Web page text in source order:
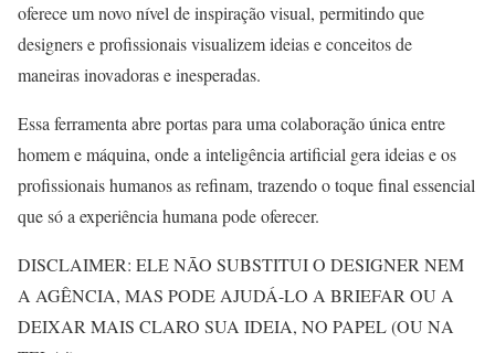
oferece um novo nível de inspiração visual, permitindo que
designers e profissionais visualizem ideias e conceitos de
maneiras inovadoras e inesperadas.
Essa ferramenta abre portas para uma colaboração única entre
homem e máquina, onde a inteligência artificial gera ideias e os
profissionais humanos as refinam, trazendo o toque final essencial
que só a experiência humana pode oferecer.
DISCLAIMER: ELE NĀO SUBSTITUI O DESIGNER NEM
A AGÊNCIA, MAS PODE AJUDÁ-LO A BRIEFAR OU A
DEIXAR MAIS CLARO SUA IDEIA, NO PAPEL (OU NA